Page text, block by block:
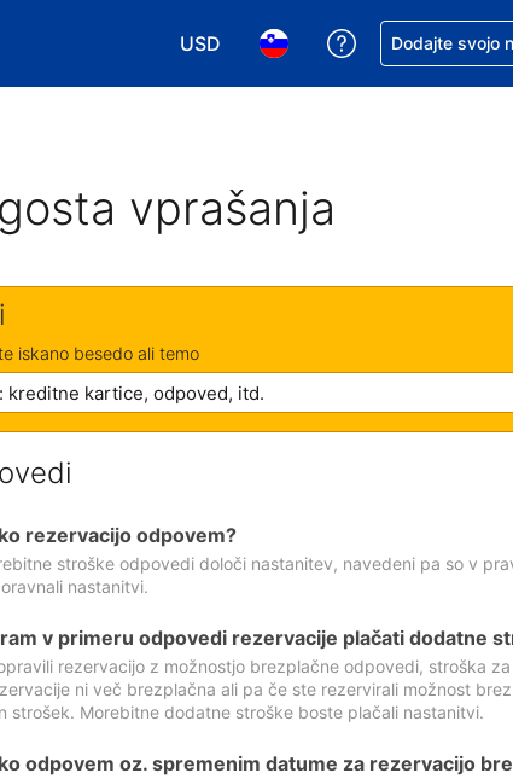
USD
Izbira valute. Vaša trenutna valuta
Izbira jezika. Vaš trenutni
Zaprosite za
Dodajte svojo
vprašanja
iskano besedo ali temo
rezervacijo odpovem?
stroške odpovedi določi nastanitev, navedeni pa so v
nastanitvi.
v primeru odpovedi rezervacije plačati dodatne
rezervacijo z možnostjo brezplačne odpovedi, stroška
ni več brezplačna ali pa če ste rezervirali možnost
strošek. Morebitne dodatne stroške boste plačali nastanitvi.
odpovem oz. spremenim datume za rezervacijo